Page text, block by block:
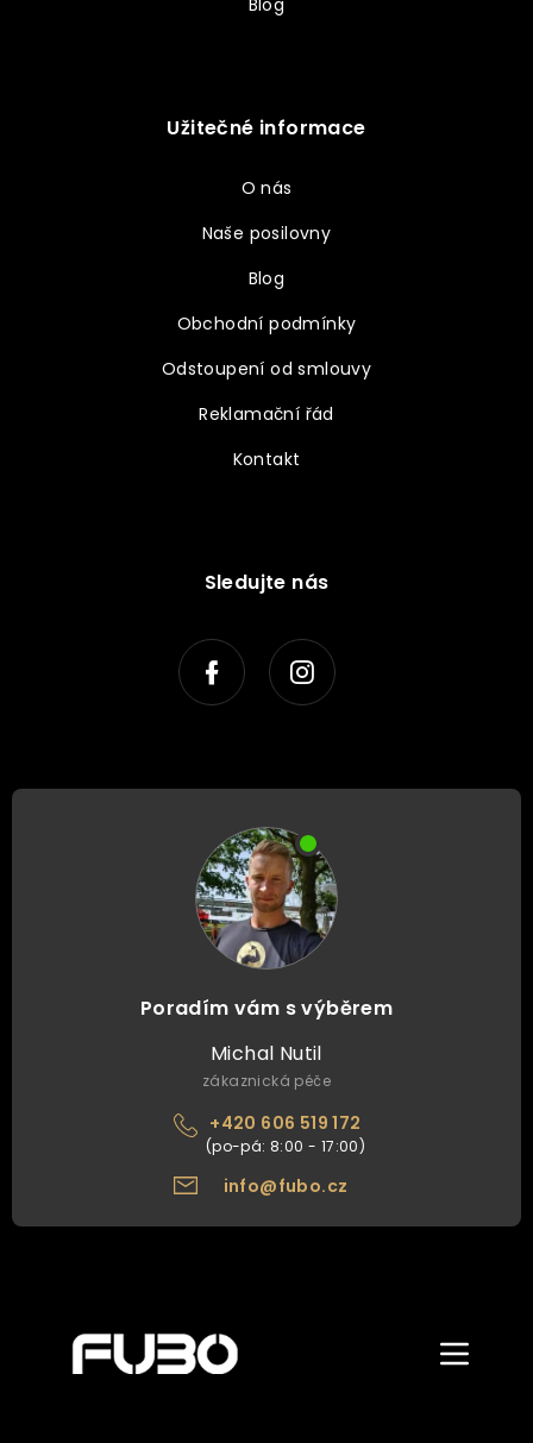
Užitečné informace
O nás
Naše posilovny
Blog
Obchodní podmínky
Odstoupení od smlouvy
Reklamační řád
Kontakt
Sledujte nás
Poradím vám s výběrem
Michal Nutil
zákaznická péče
+420 606 519 172
info@fubo.cz
Zobrazit/
menu